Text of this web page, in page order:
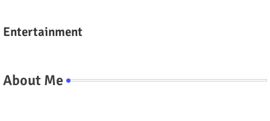
Entertainment
About Me